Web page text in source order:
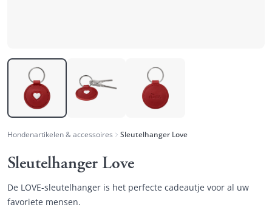
Hondenartikelen & accessoires Sleutelhanger Love
Sleutelhanger Love
De LOVE-sleutelhanger is het perfecte cadeautje voor al uw
favoriete mensen.